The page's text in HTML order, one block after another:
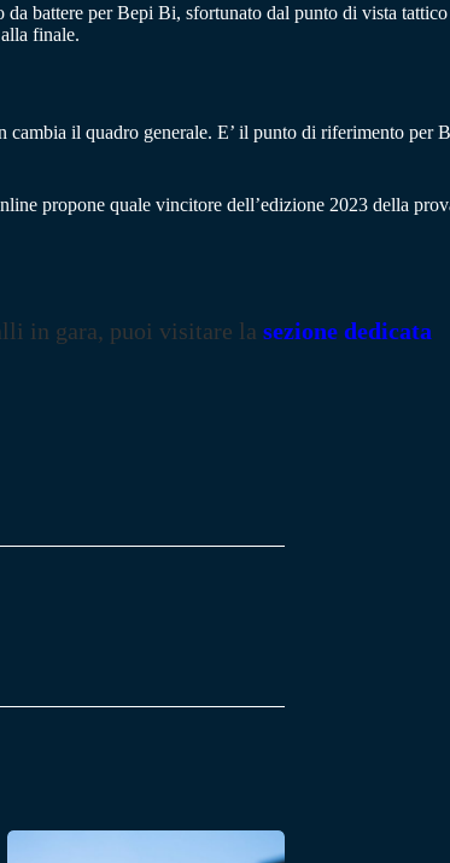
battere per Bepi Bi, sfortunato dal punto di vista
finale.
cambia il quadro generale. E’ il punto di riferimento
propone quale vincitore dell’edizione 2023 della
in gara, puoi visitare la sezione dedicata